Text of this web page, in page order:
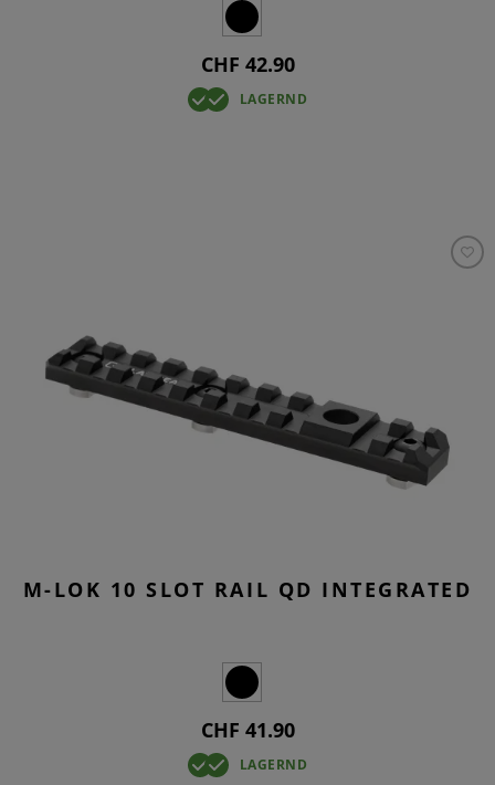
CHF 42.90
LAGERND
M-LOK 10 SLOT RAIL QD INTEGRATED
CHF 41.90
LAGERND